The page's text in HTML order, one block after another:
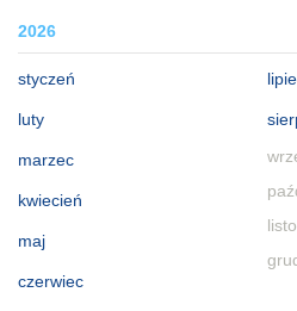
2026
styczeń
luty
marzec
kwiecień
maj
czerwiec